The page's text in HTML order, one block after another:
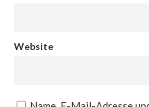
Website